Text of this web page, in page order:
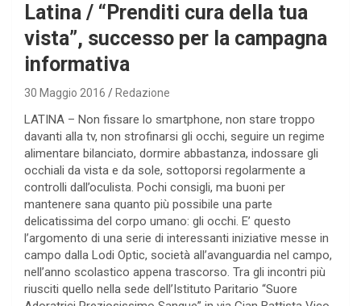
Latina / “Prenditi cura della tua
vista”, successo per la campagna
informativa
30 Maggio 2016 Redazione
LATINA – Non fissare lo smartphone, non stare troppo
davanti alla tv, non strofinarsi gli occhi, seguire un regime
alimentare bilanciato, dormire abbastanza, indossare gli
occhiali da vista e da sole, sottoporsi regolarmente a
controlli dall’oculista. Pochi consigli, ma buoni per
mantenere sana quanto più possibile una parte
delicatissima del corpo umano: gli occhi. E’ questo
l’argomento di una serie di interessanti iniziative messe in
campo dalla Lodi Optic, società all’avanguardia nel campo,
nell’anno scolastico appena trascorso. Tra gli incontri più
riusciti quello nella sede dell’Istituto Paritario “Suore